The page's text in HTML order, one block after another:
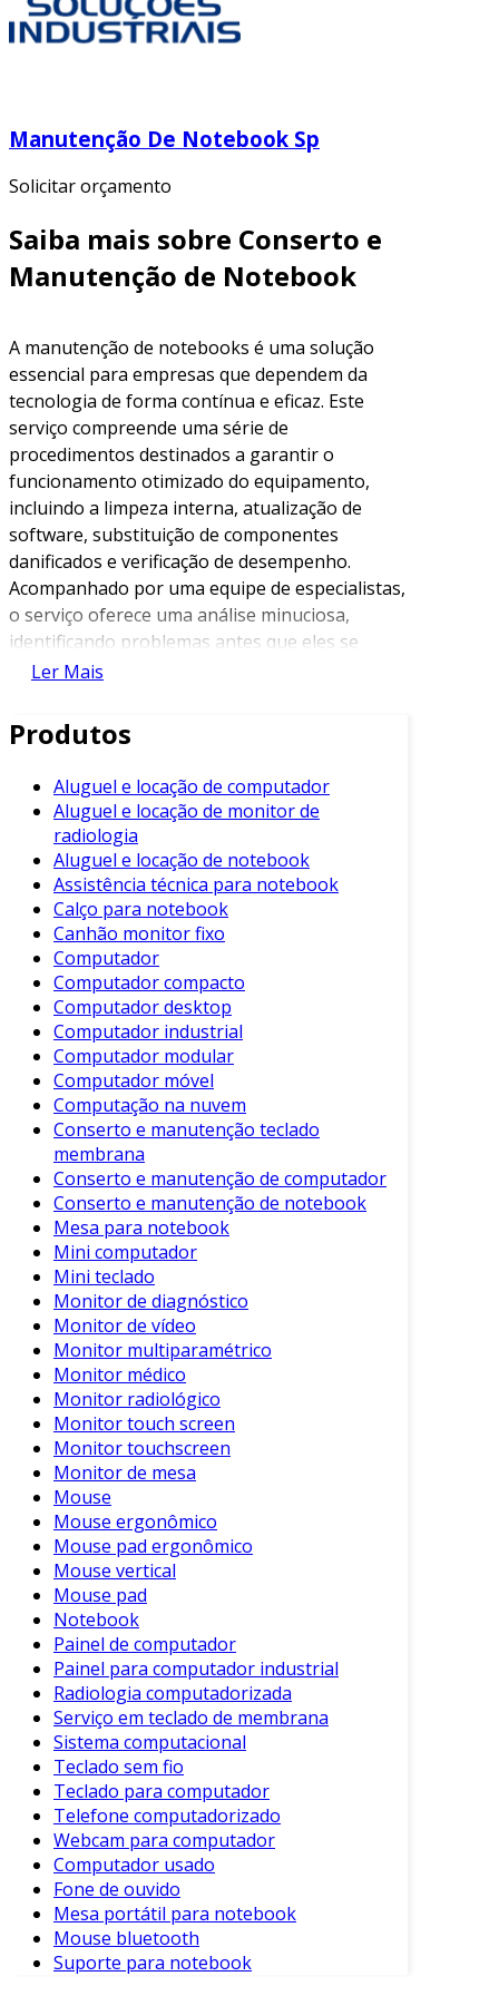
Manutenção De Notebook Sp
Solicitar orçamento
Saiba mais sobre Conserto e
Manutenção de Notebook
A manutenção de notebooks é uma solução
essencial para empresas que dependem da
tecnologia de forma contínua e eficaz. Este
serviço compreende uma série de
procedimentos destinados a garantir o
funcionamento otimizado do equipamento,
incluindo a limpeza interna, atualização de
software, substituição de componentes
danificados e verificação de desempenho.
Acompanhado por uma equipe de especialistas,
o serviço oferece uma análise minuciosa,
identificando problemas antes que eles se
tornem críticos.
notebooks oferecidos pelos nossos parceiros
acumulada em diversos setores industriais
permite que os técnicos abordem cada situação
com um olhar aprofundado e soluções sob
medida. Além disso, o emprego de ferramentas
e tecnologias modernas assegura uma
diagnostica precisa e intervenções rápidas,
minimizando o tempo de inatividade e
maximizando a produtividade das equipes.
Empresas que buscam eficiência, qualidade e
segurança encontram na manutenção de
notebooks um componente crucial para o seu
sucesso. Por exemplo, ambientes corporativos
onde a troca de informações e o
processamento de dados são constantes se
beneficiam enormemente de um sistema que
funcione sem falhas. Uma manutenção
preventiva pode evitar que problemas como
superaquecimento e falhas de hardware
comprometam a segurança das informações e
a continuidade dos trabalhos. Ademais,
notebooks bem mantidos têm uma vida útil
significativamente maior, reduzindo a
necessidade de investimentos frequentes em
novos equipamentos.
Investir na manutenção de notebooks,
portanto, não é apenas uma questão de
manutenção, mas uma estratégia de negócio
inteligente. Ao garantir que seus dispositivos
estejam sempre operacionais e seguros, sua
empresa pode atender a normativas rigorosas
de compliance, além de melhorar a satisfação
do cliente e da equipe. Este investimento
resulta em processos otimizados, maior
agilidade nas operações e redução de custos a
longo prazo.
Ao considerar a importância da manutenção de
notebooks, é fundamental reconhecer que
pequenas ações preventivas podem gerar
grandes consequências positivas. A
possibilidade de atualizações de software, a
troca de peças obsoletas por componentes
mais modernos e a limpeza regular para evitar
acumulamento de poeira são algumas das
Ler Mais
Produtos
Aluguel e locação de computador
Aluguel e locação de monitor de
radiologia
Aluguel e locação de notebook
Assistência técnica para notebook
Calço para notebook
Canhão monitor fixo
Computador
Computador compacto
Computador desktop
Computador industrial
Computador modular
Computador móvel
Computação na nuvem
Conserto e manutenção teclado
membrana
Conserto e manutenção de computador
Conserto e manutenção de notebook
Mesa para notebook
Mini computador
Mini teclado
Monitor de diagnóstico
Monitor de vídeo
Monitor multiparamétrico
Monitor médico
Monitor radiológico
Monitor touch screen
Monitor touchscreen
Monitor de mesa
Mouse
Mouse ergonômico
Mouse pad ergonômico
Mouse vertical
Mouse pad
Notebook
Painel de computador
Painel para computador industrial
Radiologia computadorizada
Serviço em teclado de membrana
Sistema computacional
Teclado sem fio
Teclado para computador
Telefone computadorizado
Webcam para computador
Computador usado
Fone de ouvido
Mesa portátil para notebook
Mouse bluetooth
Suporte para notebook